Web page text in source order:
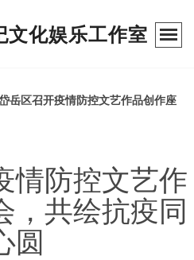
文化娱乐工作室
岳区召开疫情防控文艺作品创作座
情防控文艺作
，共绘抗疫同
圆